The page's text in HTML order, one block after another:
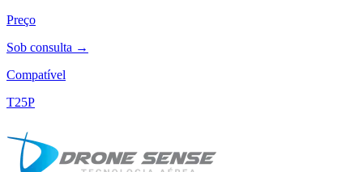
Preço
Sob consulta →
Compatível
T25P